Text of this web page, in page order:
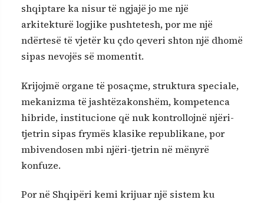
shqiptare ka nisur të ngjajë jo me një
arkitekturë logjike pushtetesh, por me një
ndërtesë të vjetër ku çdo qeveri shton një dhomë
sipas nevojës së momentit.
Krijojmë organe të posaçme, struktura speciale,
mekanizma të jashtëzakonshëm, kompetenca
hibride, institucione që nuk kontrollojnë njëri-
tjetrin sipas frymës klasike republikane, por
mbivendosen mbi njëri-tjetrin në mënyrë
konfuze.
Por në Shqipëri kemi krijuar një sistem ku